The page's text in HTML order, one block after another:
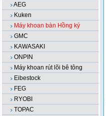
AEG
Kuken
Máy khoan bàn Hồng ký
GMC
KAWASAKI
ONPIN
Máy khoan rút lõi bê tông
Eibestock
FEG
RYOBI
TOPAC